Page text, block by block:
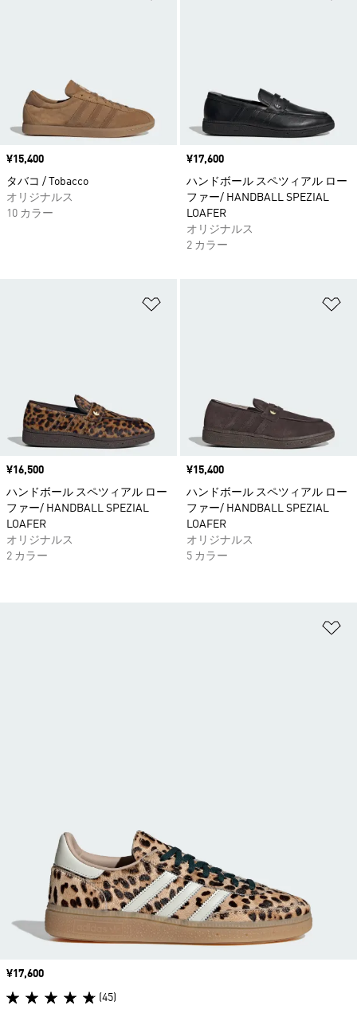
価格
¥15,400
タバコ / Tobacco
オリジナルス
10 カラー
価格
¥17,600
ハンドボール スペツィアル ロー
ファー/ HANDBALL SPEZIAL
LOAFER
オリジナルス
2 カラー
価格
¥16,500
ハンドボール スペツィアル ロー
ファー/ HANDBALL SPEZIAL
LOAFER
オリジナルス
2 カラー
価格
¥15,400
ハンドボール スペツィアル ロー
ファー/ HANDBALL SPEZIAL
LOAFER
オリジナルス
5 カラー
価格
¥17,600
(45)